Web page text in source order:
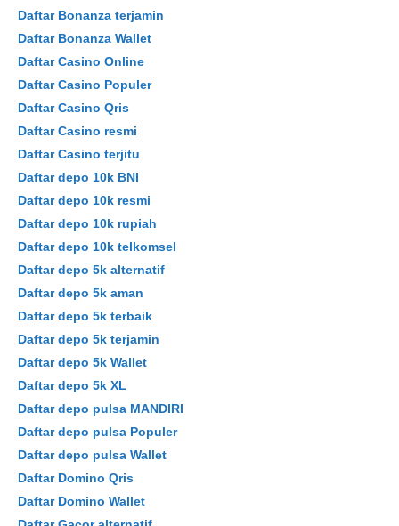
Daftar Bonanza terjamin
Daftar Bonanza Wallet
Daftar Casino Online
Daftar Casino Populer
Daftar Casino Qris
Daftar Casino resmi
Daftar Casino terjitu
Daftar depo 10k BNI
Daftar depo 10k resmi
Daftar depo 10k rupiah
Daftar depo 10k telkomsel
Daftar depo 5k alternatif
Daftar depo 5k aman
Daftar depo 5k terbaik
Daftar depo 5k terjamin
Daftar depo 5k Wallet
Daftar depo 5k XL
Daftar depo pulsa MANDIRI
Daftar depo pulsa Populer
Daftar depo pulsa Wallet
Daftar Domino Qris
Daftar Domino Wallet